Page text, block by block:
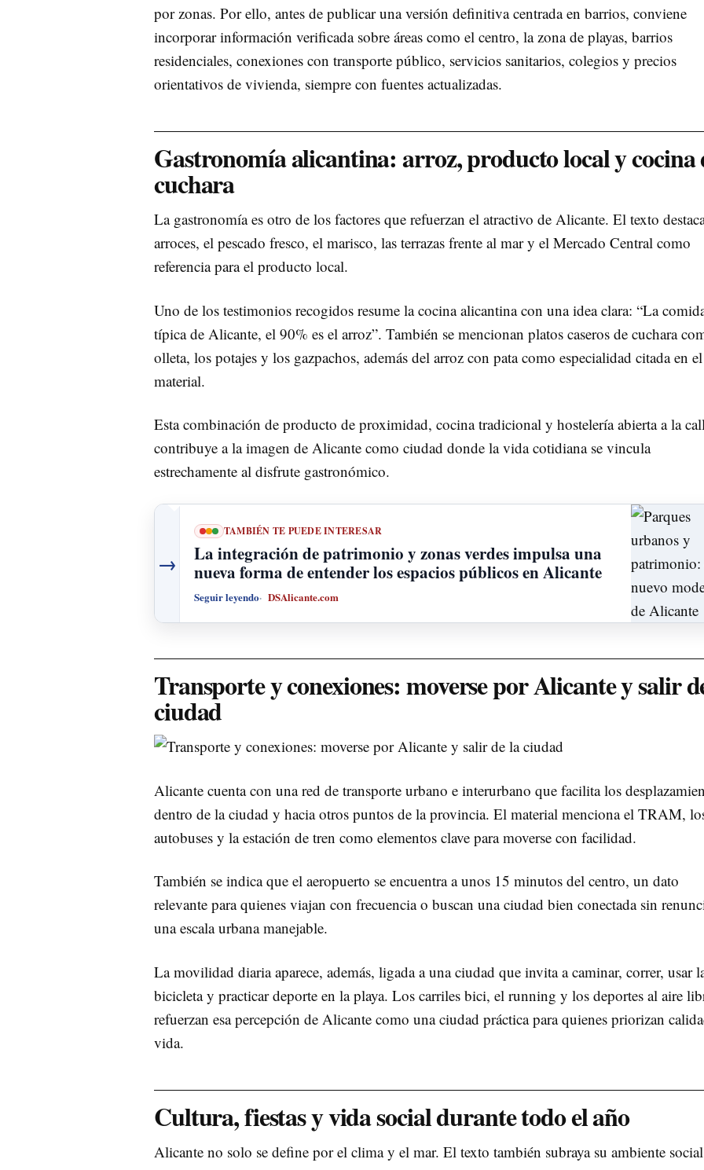
por zonas. Por ello, antes de publicar una versión definitiva centrada en barrios, conviene
incorporar información verificada sobre áreas como el centro, la zona de playas, barrios
residenciales, conexiones con transporte público, servicios sanitarios, colegios y precios
orientativos de vivienda, siempre con fuentes actualizadas.
Gastronomía alicantina: arroz, producto local y cocina
cuchara
La gastronomía es otro de los factores que refuerzan el atractivo de Alicante. El texto
arroces, el pescado fresco, el marisco, las terrazas frente al mar y el Mercado Central como
referencia para el producto local.
Uno de los testimonios recogidos resume la cocina alicantina con una idea clara: “La
típica de Alicante, el 90% es el arroz”. También se mencionan platos caseros de cuchara
olleta, los potajes y los gazpachos, además del arroz con pata como especialidad citada en el
material.
Esta combinación de producto de proximidad, cocina tradicional y hostelería abierta a la
contribuye a la imagen de Alicante como ciudad donde la vida cotidiana se vincula
estrechamente al disfrute gastronómico.
→
TAMBIÉN TE PUEDE INTERESAR
La integración de patrimonio y zonas verdes impulsa una
nueva forma de entender los espacios públicos en Alicante
Seguir leyendo DSAlicante.com
Transporte y conexiones: moverse por Alicante y salir
ciudad
Alicante cuenta con una red de transporte urbano e interurbano que facilita los
dentro de la ciudad y hacia otros puntos de la provincia. El material menciona el TRAM,
autobuses y la estación de tren como elementos clave para moverse con facilidad.
También se indica que el aeropuerto se encuentra a unos 15 minutos del centro, un dato
relevante para quienes viajan con frecuencia o buscan una ciudad bien conectada sin
una escala urbana manejable.
La movilidad diaria aparece, además, ligada a una ciudad que invita a caminar, correr, usar
bicicleta y practicar deporte en la playa. Los carriles bici, el running y los deportes al aire
refuerzan esa percepción de Alicante como una ciudad práctica para quienes priorizan
vida.
Cultura, fiestas y vida social durante todo el año
Alicante no solo se define por el clima y el mar. El texto también subraya su ambiente